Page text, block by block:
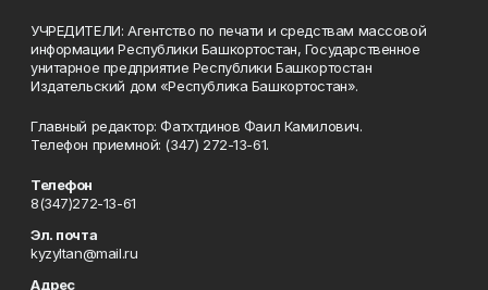
УЧРЕДИТЕЛИ: Агентство по печати и средствам массовой
информации Республики Башкортостан, Государственное
унитарное предприятие Республики Башкортостан
Издательский дом «Республика Башкортостан».
Главный редактор: Фатхтдинов Фаил Камилович.
Телефон приемной: (347) 272-13-61.
Телефон
8(347)272-13-61
Эл. почта
kyzyltan@mail.ru
Адрес